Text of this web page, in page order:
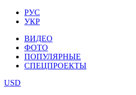
РУС
УКР
ВИДЕО
ФОТО
ПОПУЛЯРНЫЕ
СПЕЦПРОЕКТЫ
USD